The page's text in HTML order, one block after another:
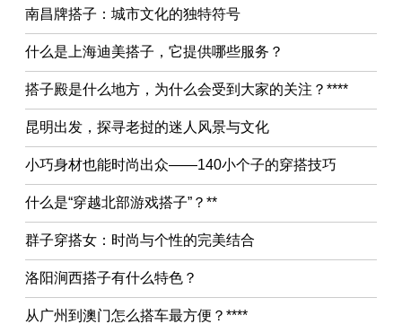
南昌牌搭子：城市文化的独特符号
什么是上海迪美搭子，它提供哪些服务？
搭子殿是什么地方，为什么会受到大家的关注？****
昆明出发，探寻老挝的迷人风景与文化
小巧身材也能时尚出众——140小个子的穿搭技巧
什么是“穿越北部游戏搭子”？**
群子穿搭女：时尚与个性的完美结合
洛阳涧西搭子有什么特色？
从广州到澳门怎么搭车最方便？****